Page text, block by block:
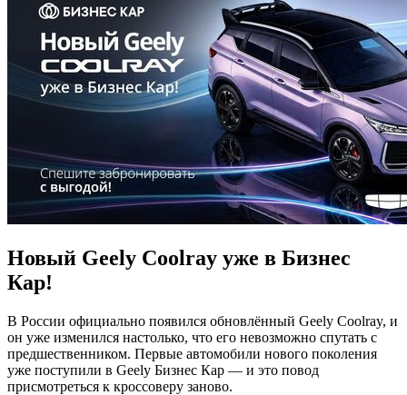
Новый Geely Coolray уже в Бизнес
Кар!
В России официально появился обновлённый Geely Coolray, и
он уже изменился настолько, что его невозможно спутать с
предшественником. Первые автомобили нового поколения
уже поступили в Geely Бизнес Кар — и это повод
присмотреться к кроссоверу заново.